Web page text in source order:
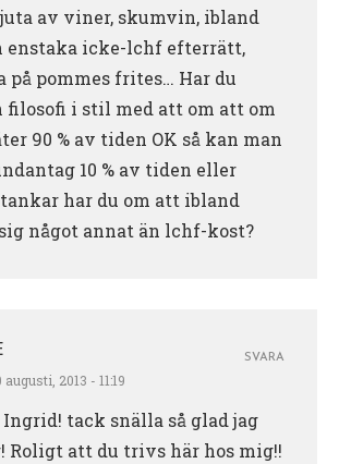
av viner, skumvin, ibland
enstaka icke-lchf efterrätt,
på pommes frites… Har du
filosofi i stil med att om att om
90 % av tiden OK så kan man
10 % av tiden eller
har du om att ibland
något annat än lchf-kost?
augusti, 2013 - 11:19
Ingrid! tack snälla så glad jag
Roligt att du trivs här hos mig!!
SVARA